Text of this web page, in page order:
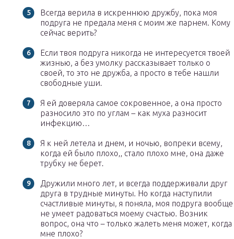
Всегда верила в искреннюю дружбу, пока моя
подруга не предала меня с моим же парнем. Кому
сейчас верить?
Если твоя подруга никогда не интересуется твоей
жизнью, а без умолку рассказывает только о
своей, то это не дружба, а просто в тебе нашли
свободные уши.
Я ей доверяла самое сокровенное, а она просто
разносило это по углам – как муха разносит
инфекцию…
Я к ней летела и днем, и ночью, вопреки всему,
когда ей было плохо,, стало плохо мне, она даже
трубку не берет.
Дружили много лет, и всегда поддерживали друг
друга в трудные минуты. Но когда наступили
счастливые минуты, я поняла, моя подруга вообще
не умеет радоваться моему счастью. Возник
вопрос, она что – только жалеть меня может, когда
мне плохо?